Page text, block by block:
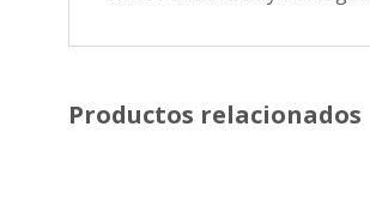
Productos relacionados